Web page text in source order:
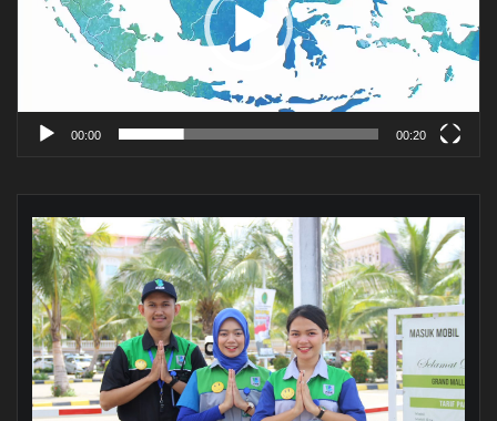
00:00 00:20